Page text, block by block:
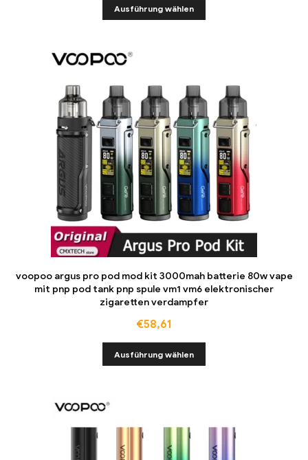
Ausführung wählen
voopoo argus pro pod mod kit 3000mah batterie 80w vape
mit pnp pod tank pnp spule vm1 vm6 elektronischer
zigaretten verdampfer
€58,61
Ausführung wählen